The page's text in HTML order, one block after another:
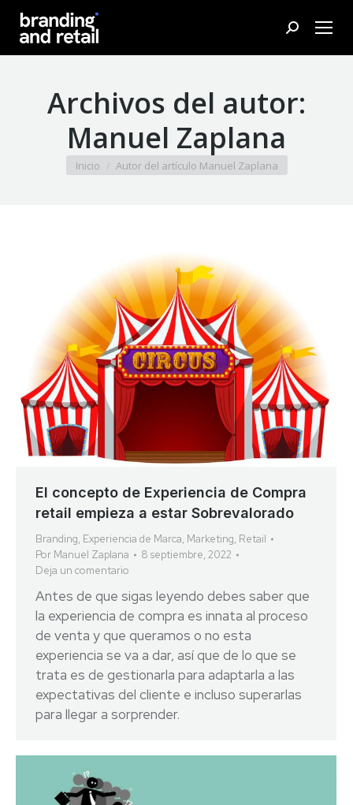
Buscar:
Archivos del autor:
Manuel Zaplana
Estás aquí:
Inicio Autor del artículo Manuel Zaplana
El concepto de Experiencia de Compra
retail empieza a estar Sobrevalorado
Branding, Experiencia de Marca, Marketing, Retail
Por Manuel Zaplana
8 septiembre, 2022
Deja un comentario
Antes de que sigas leyendo debes saber que
la experiencia de compra es innata al proceso
de venta y que queramos o no esta
experiencia se va a dar, así que de lo que se
trata es de gestionarla para adaptarla a las
expectativas del cliente e incluso superarlas
para llegar a sorprender.